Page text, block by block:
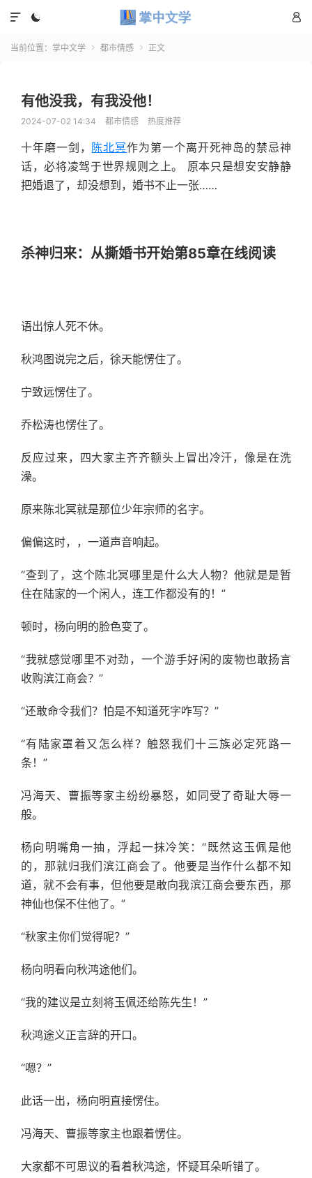
 

当前位置： 掌中文学  都市情感  正文
有他没我，有我没他！
2024-07-02 14:34 都市情感 热度推荐
十年磨一剑， 陈北冥作为第一个离开死神岛的禁忌神
话，必将凌驾于世界规则之上。 原本只是想安安静静
把婚退了，却没想到，婚书不止一张……
杀神归来：从撕婚书开始第85章在线阅读
语出惊人死不休。
秋鸿图说完之后，徐天能愣住了。
宁致远愣住了。
乔松涛也愣住了。
反应过来，四大家主齐齐额头上冒出冷汗，像是在洗
澡。
原来陈北冥就是那位少年宗师的名字。
偏偏这时，，一道声音响起。
“查到了，这个陈北冥哪里是什么大人物？他就是是暂
住在陆家的一个闲人，连工作都没有的！”
顿时，杨向明的脸色变了。
“我就感觉哪里不对劲，一个游手好闲的废物也敢扬言
收购滨江商会？”
“还敢命令我们？怕是不知道死字咋写？”
“有陆家罩着又怎么样？触怒我们十三族必定死路一
条！”
冯海天、曹振等家主纷纷暴怒，如同受了奇耻大辱一
般。
杨向明嘴角一抽，浮起一抹冷笑：“既然这玉佩是他
的，那就归我们滨江商会了。他要是当作什么都不知
道，就不会有事，但他要是敢向我滨江商会要东西，那
神仙也保不住他了。”
“秋家主你们觉得呢？”
杨向明看向秋鸿途他们。
“我的建议是立刻将玉佩还给陈先生！”
秋鸿途义正言辞的开口。
“嗯？”
此话一出，杨向明直接愣住。
冯海天、曹振等家主也跟着愣住。
大家都不可思议的看着秋鸿途，怀疑耳朵听错了。